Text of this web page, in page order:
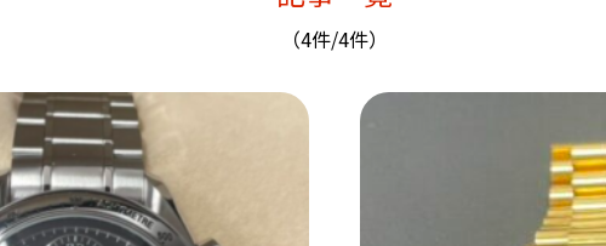
（4件/4件）